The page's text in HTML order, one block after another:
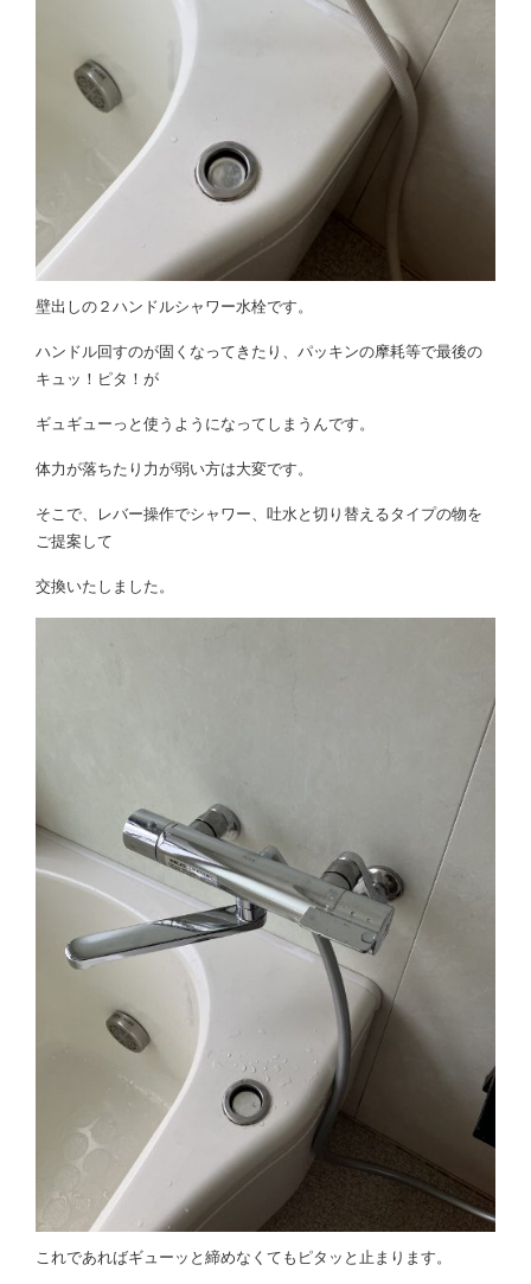
壁出しの２ハンドルシャワー水栓です。
ハンドル回すのが固くなってきたり、パッキンの摩耗等で最後の
キュッ！ピタ！が
ギュギューっと使うようになってしまうんです。
体力が落ちたり力が弱い方は大変です。
そこで、レバー操作でシャワー、吐水と切り替えるタイプの物を
ご提案して
交換いたしました。
これであればギューッと締めなくてもピタッと止まります。